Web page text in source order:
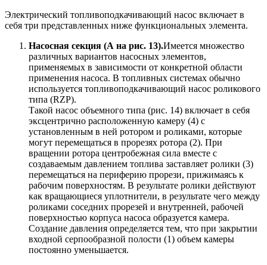
Электрический топливоподкачивающий насос включает в
себя три представленных ниже функциональных элемента.
Насосная секция (А на рис. 13).Имеется множество
различных вариантов насосных элементов,
применяемых в зависимости от конкретной области
применения насоса. В топливных системах обычно
используется топливоподкачивающий насос роликового
типа (RZP).
Такой насос объемного типа (рис. 14) включает в себя
эксцентрично расположенную камеру (4) с
установленным в ней ротором и роликами, которые
могут перемещаться в прорезях ротора (2). При
вращении ротора центробежная сила вместе с
создаваемым давлением топлива заставляет ролики (3)
перемещаться на периферию прорези, прижимаясь к
рабочим поверхностям. В результате ролики действуют
как вращающиеся уплотнители, в результате чего между
роликами соседних прорезей и внутренней, рабочей
поверхностью корпуса насоса образуется камера.
Создание давления определяется тем, что при закрытии
входной серпообразной полости (1) объем камеры
постоянно уменьшается.